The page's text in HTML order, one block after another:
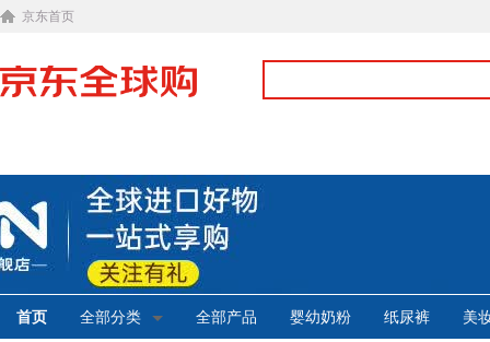
京东首页
首页 全部分类 全部产品 婴幼奶粉 纸尿裤 美